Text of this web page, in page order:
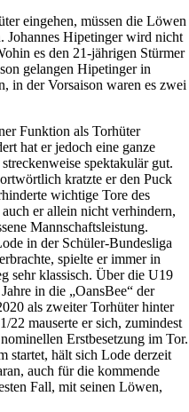
eingehen, müssen die Löwen
Johannes Hipetinger wird nicht
es den 21-jährigen Stürmer
gelangen Hipetinger in
in der Vorsaison waren es zwei
Funktion als Torhüter
hat er jedoch eine ganze
spektakulär gut.
kratzte er den Puck
wichtige Tore des
er allein nicht verhindern,
Mannschaftsleistung.
in der Schüler-Bundesliga
spielte er immer in
sehr klassisch. Über die U19
in die „OansBee“ der
als zweiter Torhüter hinter
22 mauserte er sich, zumindest
Erstbesetzung im Tor.
startet, hält sich Lode derzeit
auch für die kommende
Fall, mit seinen Löwen,